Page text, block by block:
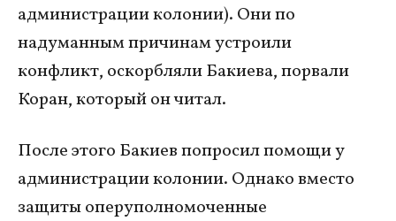
администрации колонии). Они по
надуманным причинам устроили
конфликт, оскорбляли Бакиева, порвали
Коран, который он читал.
После этого Бакиев попросил помощи у
администрации колонии. Однако вместо
защиты оперуполномоченные